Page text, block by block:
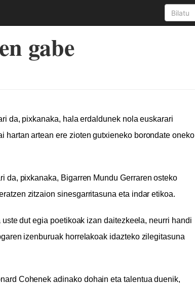
gabe
da, pixkanaka, hala erdaldunek nola euskarari
hartan artean ere zioten gutxieneko borondate oneko
da, pixkanaka, Bigarren Mundu Gerraren osteko
zitzaion sinesgarritasuna eta indar etikoa.
dut egia poetikoak izan daitezkeela, neurri handi
izenburuak horrelakoak idazteko zilegitasuna
Cohenek adinako dohain eta talentua duenik,